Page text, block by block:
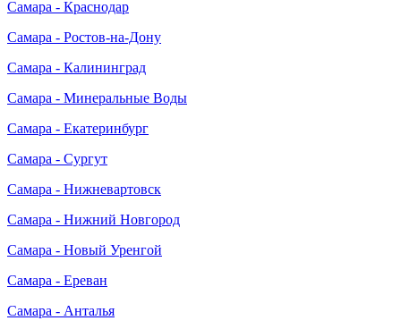
Самара - Краснодар
Самара - Ростов-на-Дону
Самара - Калининград
Самара - Минеральные Воды
Самара - Екатеринбург
Самара - Сургут
Самара - Нижневартовск
Самара - Нижний Новгород
Самара - Новый Уренгой
Самара - Ереван
Самара - Анталья